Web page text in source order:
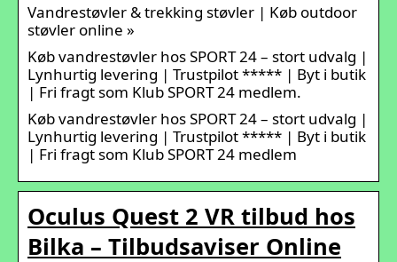
Vandrestøvler & trekking støvler | Køb outdoor
støvler online »
Køb vandrestøvler hos SPORT 24 – stort udvalg |
Lynhurtig levering | Trustpilot ***** | Byt i butik
| Fri fragt som Klub SPORT 24 medlem.
Køb vandrestøvler hos SPORT 24 – stort udvalg |
Lynhurtig levering | Trustpilot ***** | Byt i butik
| Fri fragt som Klub SPORT 24 medlem
Oculus Quest 2 VR tilbud hos
Bilka – Tilbudsaviser Online